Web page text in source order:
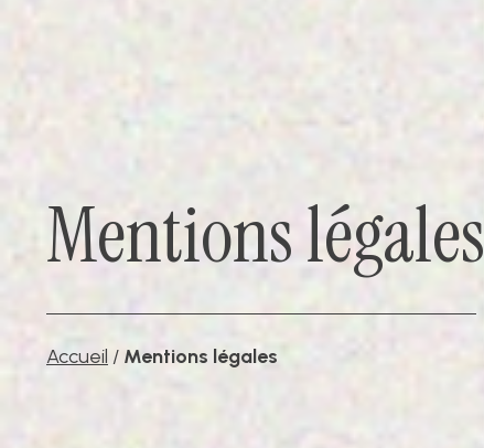
Mentions légales
Accueil / Mentions légales